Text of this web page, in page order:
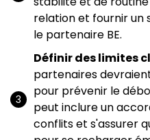
relation et fournir un
le partenaire BE.
Définir des limites
partenaires
pour prévenir le
peut inclure un
conflits et s'assurer